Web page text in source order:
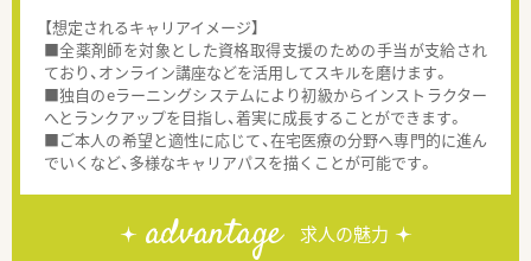
【想定されるキャリアイメージ】
■全薬剤師を対象とした資格取得支援のための手当が支給され
ており、オンライン講座などを活用してスキルを磨けます。
■独自のeラーニングシステムにより初級からインストラクター
へとランクアップを目指し、着実に成長することができます。
■ご本人の希望と適性に応じて、在宅医療の分野へ専門的に進ん
でいくなど、多様なキャリアパスを描くことが可能です。
advantage 求人の魅力